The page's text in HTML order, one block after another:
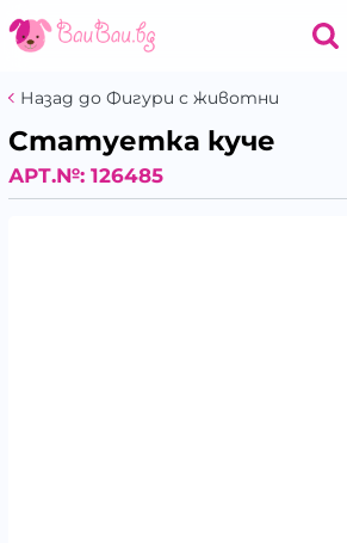
Назад до Фигури с животни
Статуетка куче
АРТ.№: 126485